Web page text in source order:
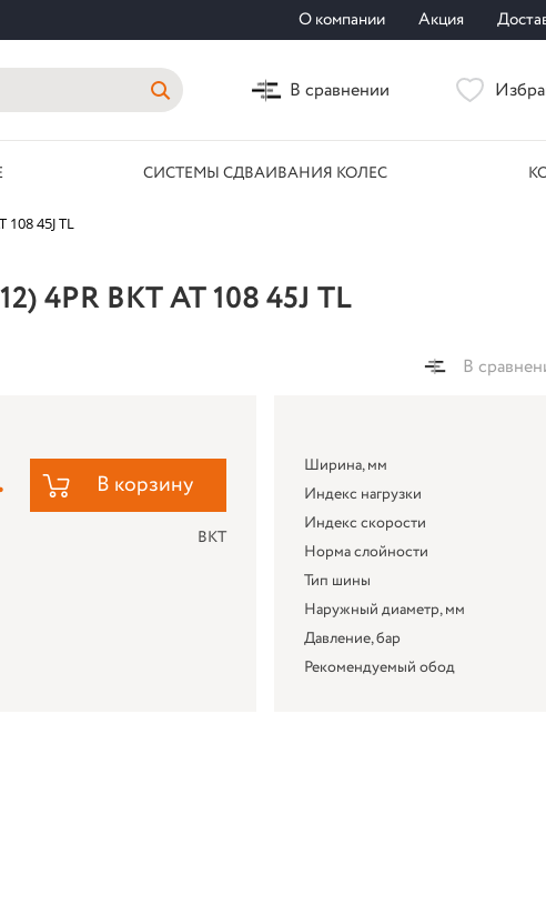
О компании Акция
В сравнении
СИСТЕМЫ СДВАИВАНИЯ КОЛЕС
108 45J TL
BKT AT 108 45J TL
В
В корзину
BKT
Ширина, мм
Индекс нагрузки
Индекс скорости
Норма слойности
Тип шины
Наружный диаметр, мм
Давление, бар
Рекомендуемый обод